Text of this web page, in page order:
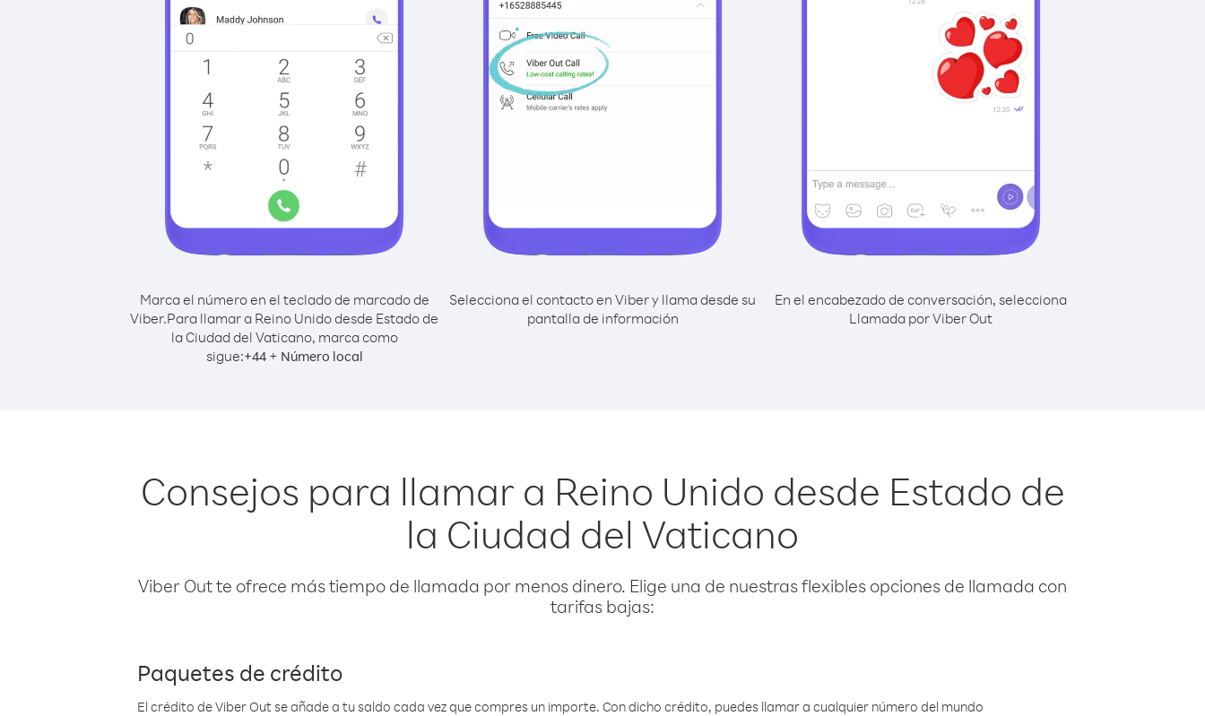
Marca el número en el teclado de marcado de
Viber.Para llamar a Reino Unido desde Estado de
la Ciudad del Vaticano, marca como
sigue:+44+ Número local
Selecciona el contacto en Viber y llama desde su
pantalla de información
En el encabezado de conversación, selecciona
Llamada por Viber Out
Consejos para llamar a Reino Unido desde Estado de
la Ciudad del Vaticano
Viber Out te ofrece más tiempo de llamada por menos dinero. Elige una de nuestras flexibles opciones de llamada con
tarifas bajas:
Paquetes de crédito
El crédito de Viber Out se añade a tu saldo cada vez que compres un importe. Con dicho crédito, puedes llamar a cualquier número del mundo